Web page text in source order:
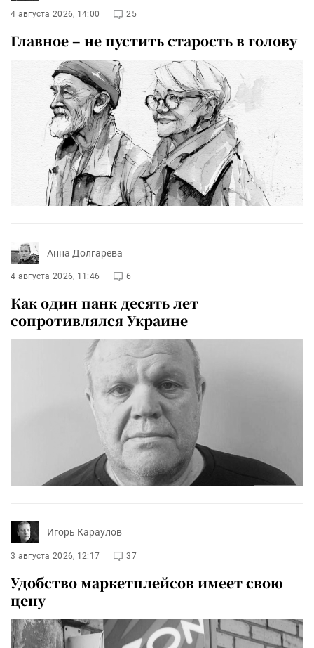
4 августа 2026, 14:00 25
Главное – не пустить старость в голову
Анна Долгарева
4 августа 2026, 11:46 6
Как один панк десять лет
сопротивлялся Украине
Игорь Караулов
3 августа 2026, 12:17 37
Удобство маркетплейсов имеет свою
цену